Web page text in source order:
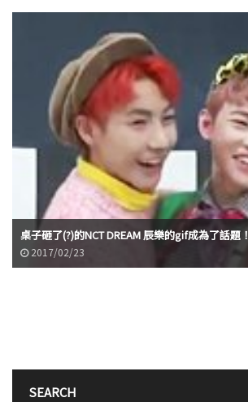
桌子砸了(?)的NCT DREAM 辰樂的gif成為了話題！
2017/02/23
SEARCH